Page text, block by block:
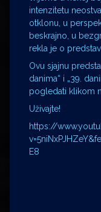
intenzitetu
otklonu, u
beskrajno, u
rekla je o
Ovu sjajnu
danima“ i „39.
pogledati klikom
Uživajte!
https://
E8